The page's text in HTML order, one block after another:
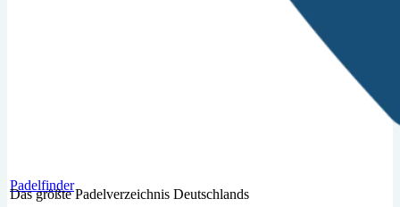
Padelfinder
Das größte Padelverzeichnis Deutschlands